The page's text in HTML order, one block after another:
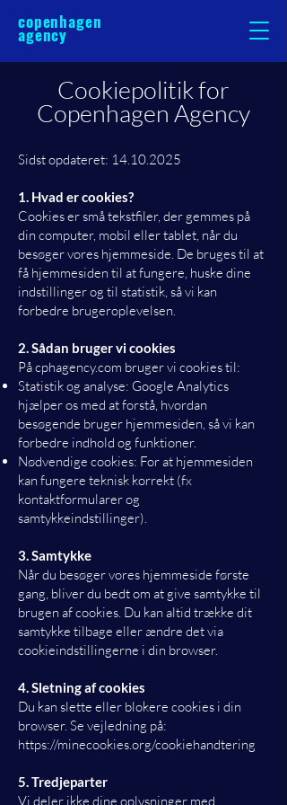
copenhagen
agency
Cookiepolitik for
Copenhagen Agency
Sidst opdateret: 14.10.2025
1. Hvad er cookies?
Cookies er små tekstfiler, der gemmes på
din computer, mobil eller tablet, når du
besøger vores hjemmeside. De bruges til at
få hjemmesiden til at fungere, huske dine
indstillinger og til statistik, så vi kan
forbedre brugeroplevelsen.
2. Sådan bruger vi cookies
På cphagency.com bruger vi cookies til:
Statistik og analyse: Google Analytics
hjælper os med at forstå, hvordan
besøgende bruger hjemmesiden, så vi kan
forbedre indhold og funktioner.
Nødvendige cookies: For at hjemmesiden
kan fungere teknisk korrekt (fx
kontaktformularer og
samtykkeindstillinger).
3. Samtykke
Når du besøger vores hjemmeside første
gang, bliver du bedt om at give samtykke til
brugen af cookies. Du kan altid trække dit
samtykke tilbage eller ændre det via
cookieindstillingerne i din browser.
4. Sletning af cookies
Du kan slette eller blokere cookies i din
browser. Se vejledning på:
https://minecookies.org/cookiehandtering
5. Tredjeparter
Vi deler ikke dine oplysninger med